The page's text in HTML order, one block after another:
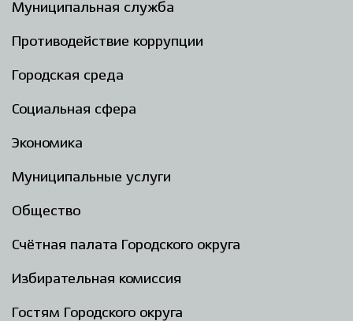
Муниципальная служба
Противодействие коррупции
Городская среда
Социальная сфера
Экономика
Муниципальные услуги
Общество
Счётная палата Городского округа
Избирательная комиссия
Гостям Городского округа